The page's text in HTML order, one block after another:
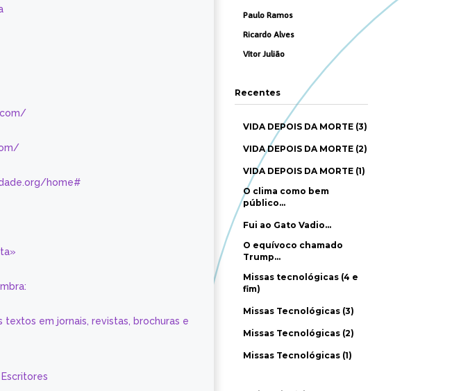
home#
em jornais, revistas, brochuras e
Paulo Ramos
Ricardo Alves
Vítor Julião
Recentes
VIDA DEPOIS DA MORTE (3)
VIDA DEPOIS DA MORTE (2)
VIDA DEPOIS DA MORTE (1)
O clima como bem
público…
Fui ao Gato Vadio…
O equívoco chamado
Trump…
Missas tecnológicas (4 e
fim)
Missas Tecnológicas (3)
Missas Tecnológicas (2)
Missas Tecnológicas (1)